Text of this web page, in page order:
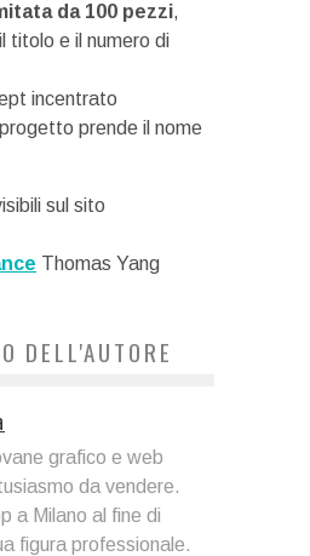
da 100 pezzi,
titolo e il numero di
incentrato
prende il nome
sul sito
Thomas Yang
DELL'AUTORE
grafico e web
da vendere.
a Milano al fine di
figura professionale.